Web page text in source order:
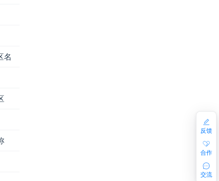
名
反馈
合作
交流